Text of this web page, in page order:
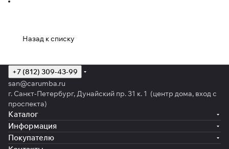
Назад к списку
+7 (812) 309-43-99
san@carumba.ru
г. Санкт-Петербург, Дунайский пр. 31 к. 1 (центр дома, вход с
проспекта)
Каталог
Информация
Покупателю